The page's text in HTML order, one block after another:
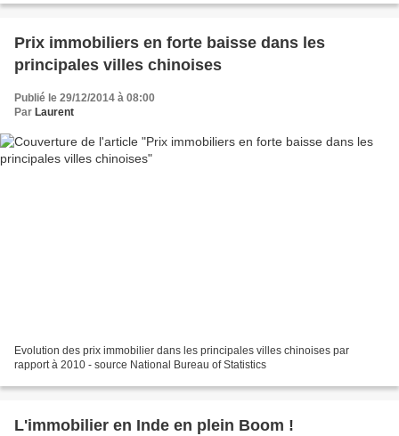
Prix immobiliers en forte baisse dans les
principales villes chinoises
Publié le 29/12/2014 à 08:00
Par Laurent
Evolution des prix immobilier dans les principales villes chinoises par
rapport à 2010 - source National Bureau of Statistics
L'immobilier en Inde en plein Boom !